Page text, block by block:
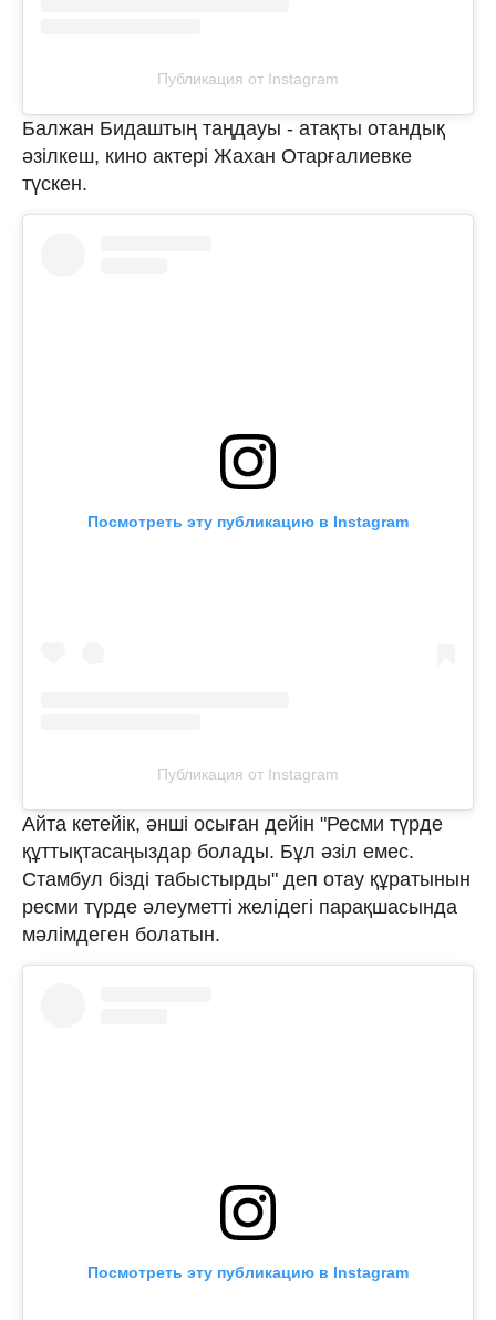
Публикация от Instagram
Балжан Бидаштың таңдауы - атақты отандық
әзілкеш, кино актері Жахан Отарғалиевке
түскен.
Посмотреть эту публикацию в Instagram
Публикация от Instagram
Айта кетейік, әнші осыған дейін "Ресми түрде
құттықтасаңыздар болады. Бұл әзіл емес.
Стамбул бізді табыстырды" деп отау құратынын
ресми түрде әлеуметті желідегі парақшасында
мәлімдеген болатын.
Посмотреть эту публикацию в Instagram